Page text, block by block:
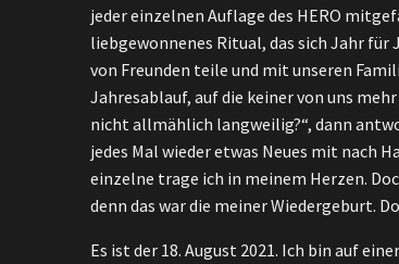
jeder einzelnen Auflage des HERO
liebgewonnenes Ritual, das sich Jahr
von Freunden teile und mit unseren
Jahresablauf, auf die keiner von uns
nicht allmählich langweilig?“, dann
jedes Mal wieder etwas Neues mit nach
einzelne trage ich in meinem Herzen.
denn das war die meiner Wiedergeburt.
Es ist der 18. August 2021. Ich bin auf